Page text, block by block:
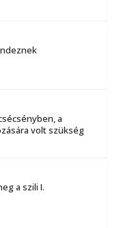
a
volt szükség
a szili I.